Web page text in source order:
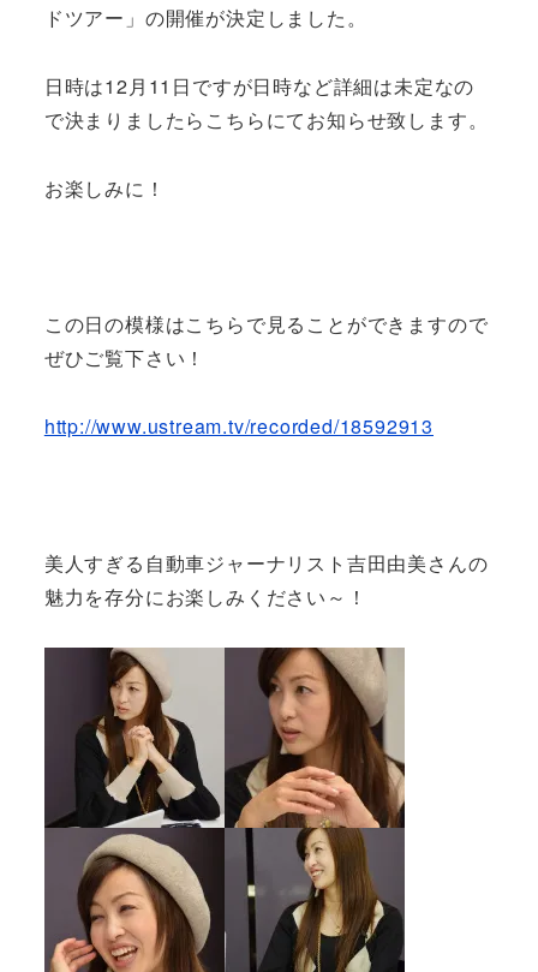
ドツアー」の開催が決定しました。
日時は12月11日ですが日時など詳細は未定なの
で決まりましたらこちらにてお知らせ致します。
お楽しみに！
この日の模様はこちらで見ることができますので
ぜひご覧下さい！
http://www.ustream.tv/recorded/18592913
美人すぎる自動車ジャーナリスト吉田由美さんの
魅力を存分にお楽しみください～！